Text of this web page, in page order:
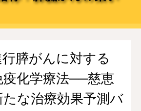
膵がんに対する
疫化学療法──慈恵
たな治療効果予測バ